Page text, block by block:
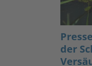
der